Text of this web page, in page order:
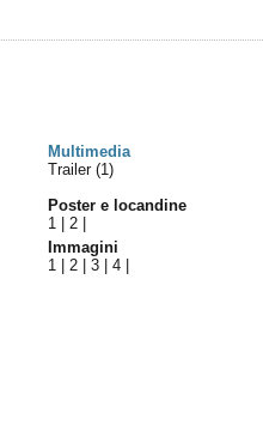
Multimedia
Trailer (1)
Poster e locandine
1 |2
Immagini
1 |2 |3 |4